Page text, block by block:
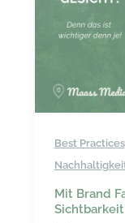
Best Practices
Mit Brand